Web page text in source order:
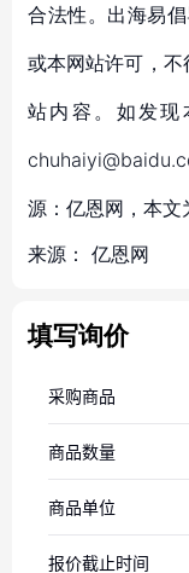
合法性。出海易
或本网站许可，
站内容。如发
源：亿恩网，本文
来源： 亿恩网
填写询价